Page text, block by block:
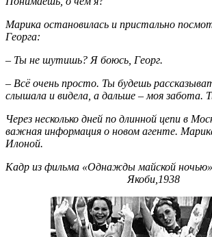
Марика остановилась и пристально
Георга:
– Ты не шутишь? Я боюсь, Георг.
– Всё очень просто. Ты будешь
слышала и видела, а дальше – моя забота.
Через несколько дней по длинной цепи в
важная информация о новом агенте.
Илоной.
Кадр из фильма «Однажды майской
Якоби,1938